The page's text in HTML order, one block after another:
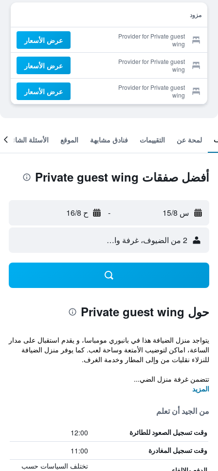
مزود
Provider for Private guest
wing
عرض الأسعار
Provider for Private guest
wing
عرض الأسعار
Provider for Private guest
wing
عرض الأسعار
لمحة عن التقييمات فنادق مشابهة الموقع الأسئلة الشائعة
أفضل صفقات Private guest wing
س 15/8 - ح 16/8
2 من الضيوف، غرفة واحدة
حول Private guest wing
يتواجد منزل الضيافة هذا في بانبوري مومباسا، و يقدم استقبال على مدار
الساعة، اماكن لتوضيب الأمتعة وساحة لعب. كما يوفر منزل الضيافة
للنزلاء نقليات من وإلى المطار وخدمة الغرف.
تتضمن غرفة منزل الضي...
المزيد
من الجيد أن تعلم
وقت تسجيل الصعود للطائرة 12:00
وقت تسجيل المغادرة 11:00
تختلف السياسات حسب